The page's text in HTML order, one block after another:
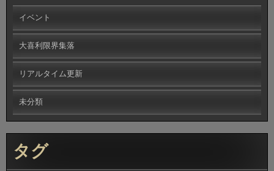
イベント
大喜利限界集落
リアルタイム更新
未分類
タグ